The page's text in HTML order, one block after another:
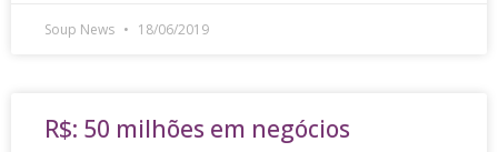
Soup News 18/06/2019
R$: 50 milhões em negócios